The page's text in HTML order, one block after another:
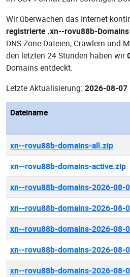
Wir überwachen das Internet
registrierte .xn--rovu88b-Domains
DNS-Zone-Dateien, Crawlern und
den letzten 24 Stunden haben wir
Domains entdeckt.
Letzte Aktualisierung: 2026-08-07
Dateiname
xn--rovu88b-domains-all.zip
xn--rovu88b-domains-active.zip
xn--rovu88b-domains-2026-08-
xn--rovu88b-domains-2026-08-
xn--rovu88b-domains-2026-08-
xn--rovu88b-domains-2026-08-
xn--rovu88b-domains-2026-08-